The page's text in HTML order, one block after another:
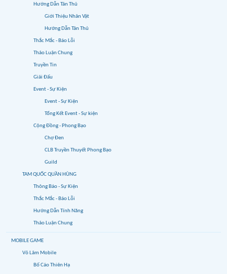
Hướng Dẫn Tân Thủ
Giới Thiệu Nhân Vật
Hướng Dẫn Tân Thủ
Thắc Mắc - Báo Lỗi
Thảo Luận Chung
Truyền Tin
Giải Đấu
Event - Sự Kiện
Event - Sự Kiện
Tổng Kết Event - Sự kiện
Cộng Đồng - Phong Bạo
Chợ Đen
CLB Truyền Thuyết Phong Bạo
Guild
TAM QUỐC QUẦN HÙNG
Thông Báo - Sự Kiện
Thắc Mắc - Báo Lỗi
Hướng Dẫn Tính Năng
Thảo Luận Chung
MOBILE GAME
Võ Lâm Mobile
Bố Cáo Thiên Hạ